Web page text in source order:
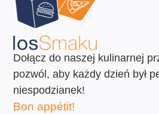
Dołącz do naszej kulinarnej
pozwól, aby każdy dzień był
niespodzianek!
Bon appétit!